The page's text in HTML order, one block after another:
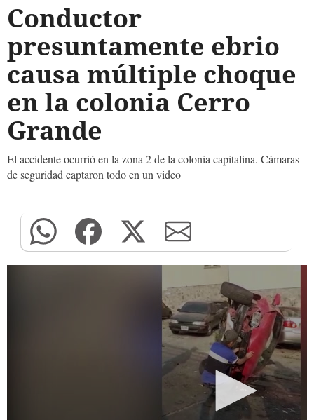
Conductor
presuntamente ebrio
causa múltiple choque
en la colonia Cerro
Grande
El accidente ocurrió en la zona 2 de la colonia capitalina. Cámaras
de seguridad captaron todo en un video